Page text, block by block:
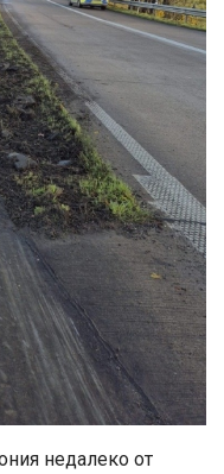
недалеко от